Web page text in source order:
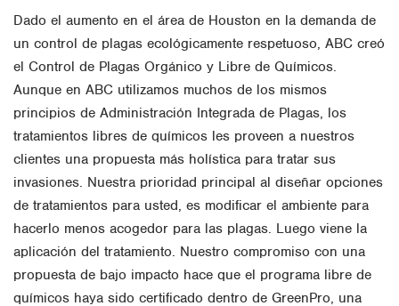
Dado el aumento en el área de Houston en la demanda de
un control de plagas ecológicamente respetuoso, ABC creó
el Control de Plagas Orgánico y Libre de Químicos.
Aunque en ABC utilizamos muchos de los mismos
principios de Administración Integrada de Plagas, los
tratamientos libres de químicos les proveen a nuestros
clientes una propuesta más holística para tratar sus
invasiones. Nuestra prioridad principal al diseñar opciones
de tratamientos para usted, es modificar el ambiente para
hacerlo menos acogedor para las plagas. Luego viene la
aplicación del tratamiento. Nuestro compromiso con una
propuesta de bajo impacto hace que el programa libre de
químicos haya sido certificado dentro de GreenPro, una